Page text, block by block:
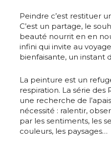
Peindre c’est restituer
C’est un partage, le
beauté nourrit en en
infini qui invite au
bienfaisante, un instant
La peinture est un
respiration. La série des
une recherche de
nécessité : ralentir,
par les sentiments, les
couleurs, les paysages…